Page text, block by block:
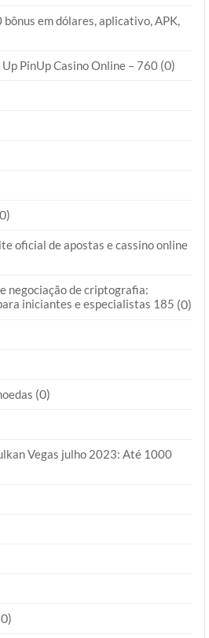
em dólares, aplicativo, APK,
PinUp Casino Online – 760 (0)
oficial de apostas e cassino online
negociação de criptografia:
iniciantes e especialistas 185 (0)
(0)
Vegas julho 2023: Até 1000